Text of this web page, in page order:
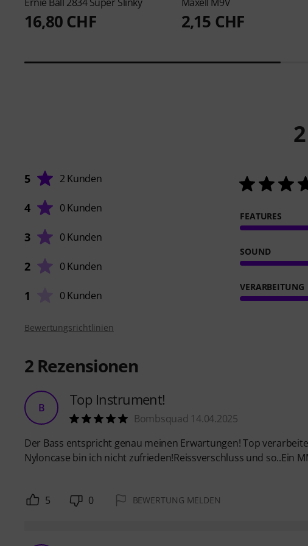
16,80 CHF 2,15 CHF
2
5 2 Kunden
4 0 Kunden
3 0 Kunden
2 0 Kunden
1 0 Kunden
FEATURES
SOUND
VERARBEITUNG
Bewertungsrichtlinien
2 Rezensionen
B Top Instrument!
Bombsquad 14.04.2025
Der Bass entspricht genau meinen Erwartungen! Top
Nyloncase bin ich nicht zufrieden!Reissverschluss und so..Ein
5 0 BEWERTUNG MELDEN